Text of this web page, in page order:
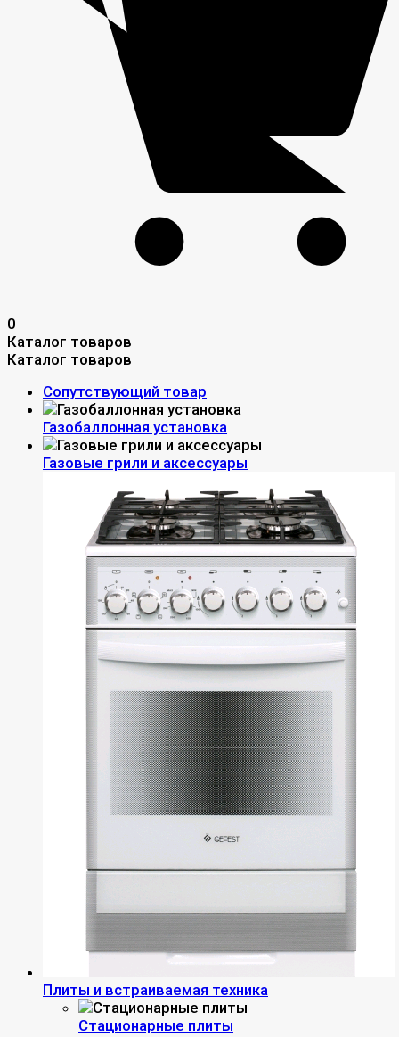
0
Каталог товаров
Каталог товаров
Сопутствующий товар
Газобаллонная установка
Газовые грили и аксессуары
Плиты и встраиваемая техника
Стационарные плиты